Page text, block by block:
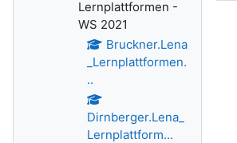
Lernplattformen -
WS 2021
Bruckner.Lena
_Lernplattformen.
..
Dirnberger.Lena_
Lernplattform...